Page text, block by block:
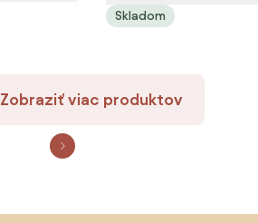
Skladom
Zobraziť viac produktov